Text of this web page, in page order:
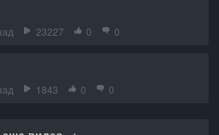
23227 0 0
1843 0 0